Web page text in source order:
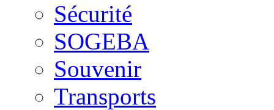
Sécurité
SOGEBA
Souvenir
Transports